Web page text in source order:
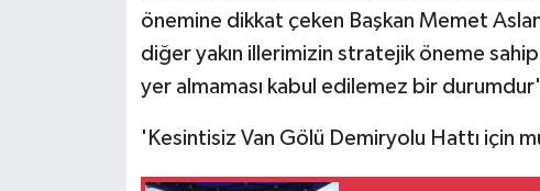
önemine dikkat çeken Başkan Memet
diğer yakın illerimizin stratejik öneme
yer almaması kabul edilemez bir
'Kesintisiz Van Gölü Demiryolu Hattı için